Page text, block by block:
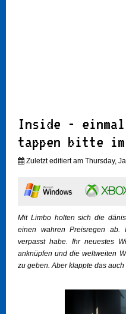
Inside -
tappen bitte
Zuletzt editiert am Thursday,
Mit Limbo holten sich die
einen wahren Preisregen
verpasst habe. Ihr neuestes
anknüpfen und die weltweiten
zu geben. Aber klappte das